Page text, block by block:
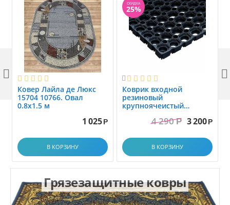
Ковер Лайла де Люкс
15704 10766. Овал
0.8x1.5 м
1 025 Р
В КОРЗИНУ
СКИДКА
25%

Коврик вxодной
резиновый
крупноячеистый
1.0x1.5 м4 290 Р 3 200 Р
В КОРЗИНУ
 
Грязезащитные ковры